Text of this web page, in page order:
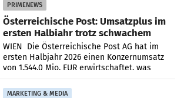
PRIMENEWS
Österreichische Post: Umsatzplus im
ersten Halbjahr trotz schwachem
Briefgeschäft
WIEN Die Österreichische Post AG hat im
ersten Halbjahr 2026 einen Konzernumsatz
von 1.544,0 Mio. EUR erwirtschaftet, was
einem Plus von 3,8 Prozent gegenüber dem
Vergleichszeitraum
MARKETING & MEDIA